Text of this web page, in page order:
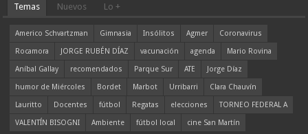
Temas Nuevos Lo +
Americo Schvartzman Gimnasia Insólitos Agmer
Coronavirus
Rocamora
JORGE RUBÉN DÍAZ vacunación agenda
Mario Rovina
Aníbal Gallay
recomendados Parque Sur ATE
Jorge Díaz
humor de Miércoles
Bordet Marbot Urribarri
Clara Chauvín
Lauritto
Docentes fútbol Regatas elecciones
TORNEO FEDERAL A
VALENTÍN BISOGNI
Ambiente fútbol local cine San Martín